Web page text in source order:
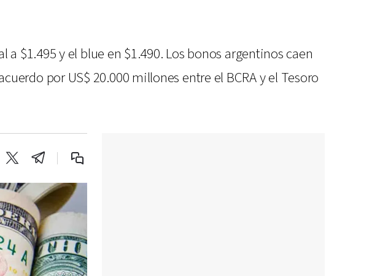
$1.495 y el blue en $1.490. Los bonos argentinos caen
por US$ 20.000 millones entre el BCRA y el Tesoro